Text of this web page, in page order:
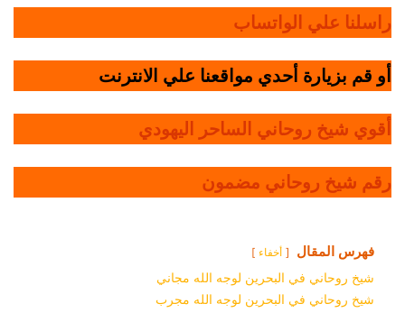
راسلنا علي الواتساب
أو قم بزيارة أحدي مواقعنا علي الانترنت
أقوي شيخ روحاني الساحر اليهودي
رقم شيخ روحاني مضمون
فهرس المقال أخفاء
شيخ روحاني في البحرين لوجه الله مجاني
شيخ روحاني في البحرين لوجه الله مجرب